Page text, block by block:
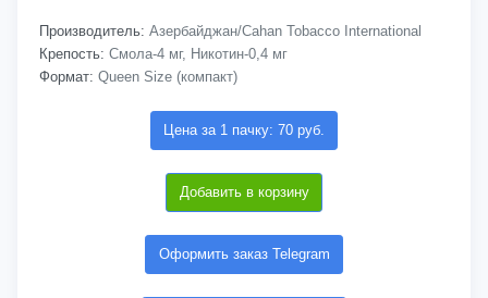
Производитель: Азербайджан/Cahan Tobacco International
Крепость: Смола-4 мг, Никотин-0,4 мг
Формат: Queen Size (компакт)
Цена за 1 пачку: 70 руб.
Добавить в корзину
Оформить заказ Telegram